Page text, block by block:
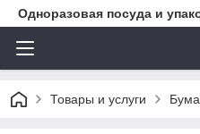
Одноразовая посуда и
Товары и услуги